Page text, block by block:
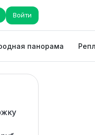
Войти
панорама